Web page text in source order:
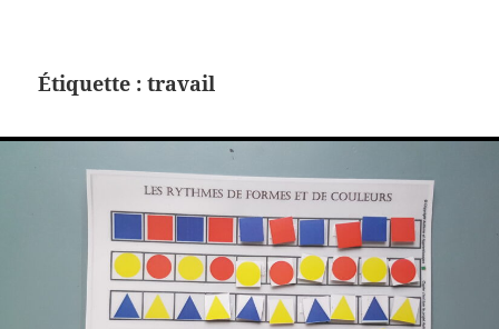
Étiquette :travail